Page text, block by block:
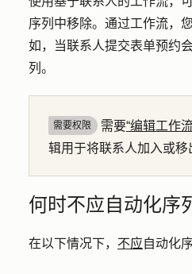
序列中移除。通过工作流，
如，当联系人提交表单预约
列。
需要权限 需要“编辑工作
辑用于将联系人加入或移
何时不应自动化序
在以下情况下， 不应自动化